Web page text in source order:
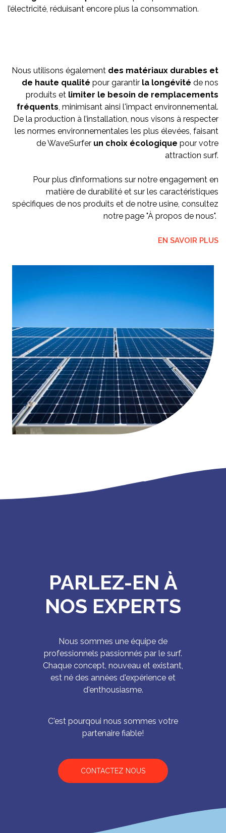
l’électricité, réduisant encore plus la consommation.
Nous utilisons également des matériaux durables et
de haute qualité pour garantir la longévité de nos
produits et limiter le besoin de remplacements
fréquents, minimisant ainsi l'impact environnemental.
De la production à l’installation, nous visons à respecter
les normes environnementales les plus élevées, faisant
de WaveSurfer un choix écologique pour votre
attraction surf.
Pour plus d’informations sur notre engagement en
matière de durabilité et sur les caractéristiques
spécifiques de nos produits et de notre usine, consultez
notre page "À propos de nous".
EN SAVOIR PLUS
PARLEZ-EN À
NOS EXPERTS
Nous sommes une équipe de
professionnels passionnés par le surf.
Chaque concept, nouveau et existant,
est né des années d'expérience et
d'enthousiasme.
C'est pourqoui nous sommes votre
partenaire fiable!
CONTACTEZ NOUS